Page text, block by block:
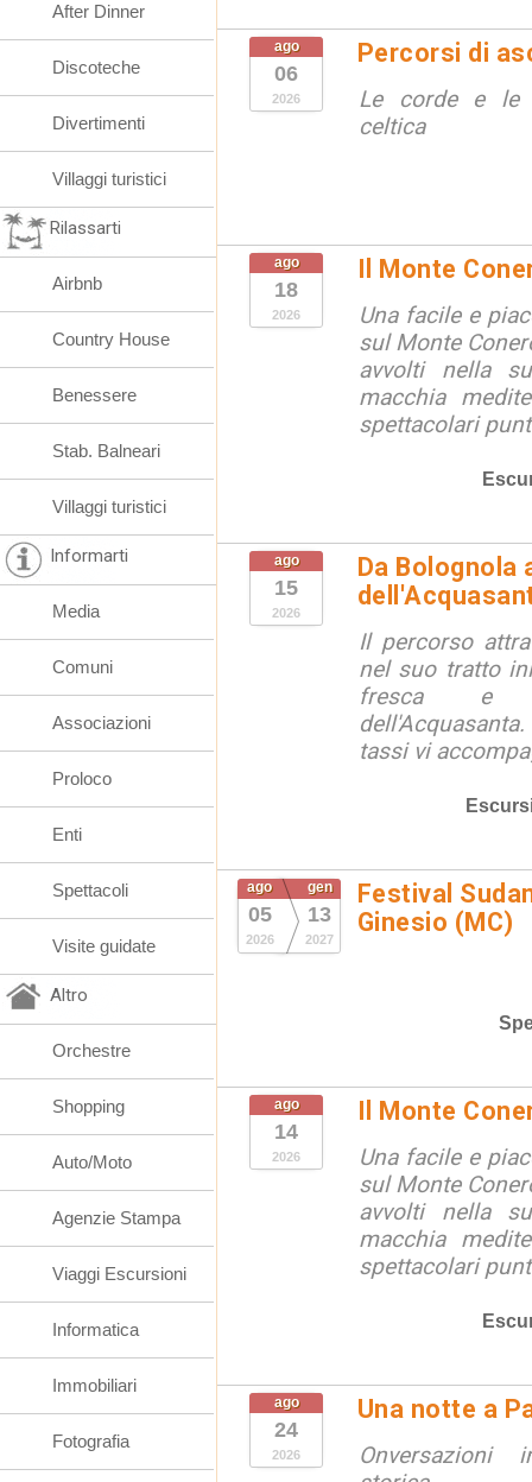
ago
06
2026
Percorsi di
Le corde e le
celtica
ago
18
2026
Il Monte
Una facile e
sul Monte
avvolti nella
macchia
spettacolari
ago
15
2026
Da Bolognola
Il percorso
nel suo tratto
fresca e
tassi vi
ago
05
2026
gen
13
2027
Festival
Ginesio (MC)
ago
14
2026
Il Monte
Una facile e
sul Monte
avvolti nella
macchia
spettacolari
ago
24
2026
Una notte a
Onversazioni
After Dinner
Discoteche
Divertimenti
Villaggi turistici
Rilassarti
Airbnb
Country House
Benessere
Stab. Balneari
Villaggi turistici
Informarti
Media
Comuni
Associazioni
Proloco
Enti
Spettacoli
Visite guidate
Altro
Orchestre
Shopping
Auto/Moto
Agenzie Stampa
Viaggi Escursioni
Informatica
Immobiliari
Fotografia